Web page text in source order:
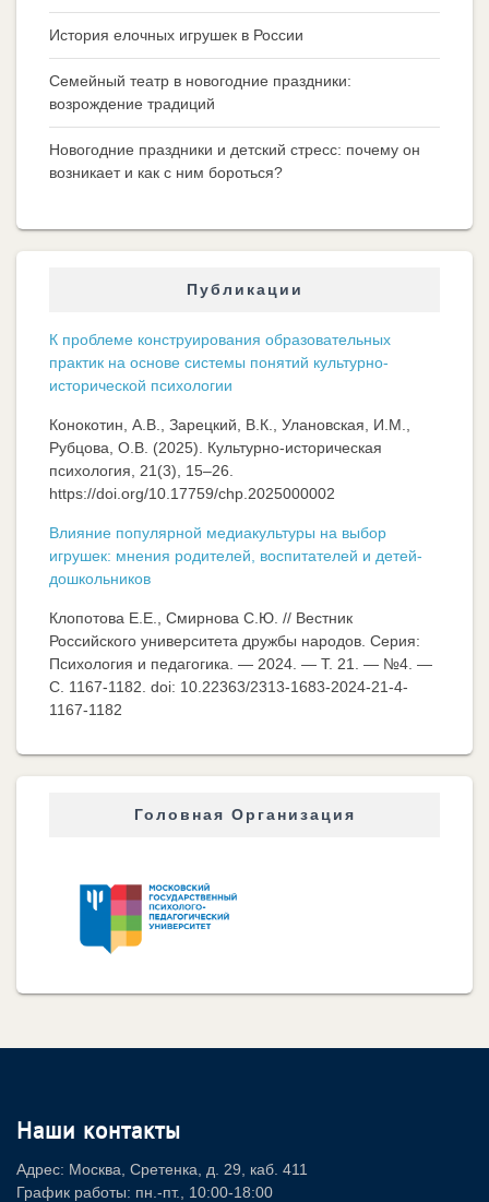
История елочных игрушек в России
Семейный театр в новогодние праздники:
возрождение традиций
Новогодние праздники и детский стресс: почему он
возникает и как с ним бороться?
Публикации
К проблеме конструирования образовательных
практик на основе системы понятий культурно-
исторической психологии
Конокотин, А.В., Зарецкий, В.К., Улановская, И.М.,
Рубцова, О.В. (2025). Культурно-историческая
психология, 21(3), 15–26.
https://doi.org/10.17759/chp.2025000002
Влияние популярной медиакультуры на выбор
игрушек: мнения родителей, воспитателей и детей-
дошкольников
Клопотова Е.Е., Смирнова С.Ю. // Вестник
Российского университета дружбы народов. Серия:
Психология и педагогика. — 2024. — Т. 21. — №4. —
C. 1167-1182. doi: 10.22363/2313-1683-2024-21-4-
1167-1182
Головная Организация
Наши контакты
Адрес: Москва, Сретенка, д. 29, каб. 411
График работы: пн.-пт., 10:00-18:00